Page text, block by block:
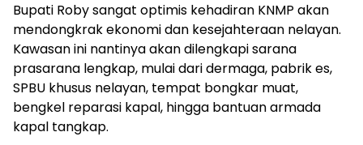
Bupati Roby sangat optimis kehadiran KNMP akan
mendongkrak ekonomi dan kesejahteraan nelayan.
Kawasan ini nantinya akan dilengkapi sarana
prasarana lengkap, mulai dari dermaga, pabrik es,
SPBU khusus nelayan, tempat bongkar muat,
bengkel reparasi kapal, hingga bantuan armada
kapal tangkap.